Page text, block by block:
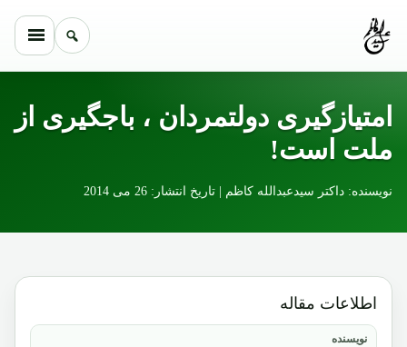
امتیازگیری دولتمردان ، باجگیری از
ملت است!
نویسنده: داکتر سیدعبدالله کاظم | تاریخ انتشار: 26 می 2014
اطلاعات مقاله
نویسنده